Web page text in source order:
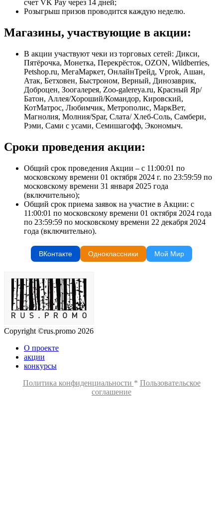
счет VK Pay через 14 дней;
Розыгрыш призов проводится каждую неделю.
Магазины, участвующие в акции:
В акции участвуют чеки из торговых сетей: Дикси,
Пятёрочка, Монетка, Перекрёсток, OZON, Wildberries,
Petshop.ru, МегаМаркет, ОнлайнТрейд, Vprok, Ашан,
Атак, Бетховен, Быстроном, Верный, Динозаврик,
Доброцен, Зоогалерея, Zoo-galereya.ru, Красный Яр/
Батон, Аллея/Хороший/Командор, Кировский,
КотМатрос, Любимчик, Метрополис, МаркВет,
Магнолия, Молния/Spar, Слата/ Хлеб-Соль, Самбери,
Рэми, Сами с усами, Семишагофф, Экономыч.
Сроки проведения акции:
Общий срок проведения Акции – с 11:00:01 по
московскому времени 01 октября 2024 г. по 23:59:59 по
московскому времени 31 января 2025 года
(включительно);
Общий срок приема заявок на участие в Акции: с
11:00:01 по московскому времени 01 октября 2024 года
по 23:59:59 по московскому времени 22 декабря 2024
года (включительно).
ВКонтакте Одноклассники Мой Мир
Copyright ©rus.promo 2026
О проекте
акции
конкурсы
Политика конфиденциальности * Пользовательское
соглашение